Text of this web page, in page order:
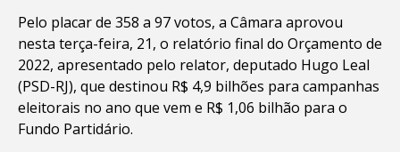
Pelo placar de 358 a 97 votos, a Câmara aprovou
nesta terça-feira, 21, o relatório final do Orçamento de
2022, apresentado pelo relator, deputado Hugo Leal
(PSD-RJ), que destinou R$ 4,9 bilhões para campanhas
eleitorais no ano que vem e R$ 1,06 bilhão para o
Fundo Partidário.